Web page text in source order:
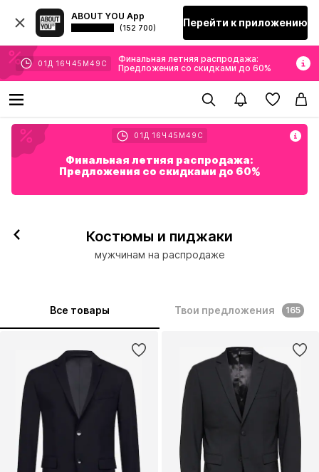
ABOUT YOU App
(152 700) Перейти к приложению
01 Д 16 Ч 45 М48 С
Финальная летняя распродажа:
Предложения со скидками до 60%
01 Д 16 Ч 45 М48 С
Финальная летняя распродажа:
Предложения со скидками до 60%
Костюмы и пиджаки
мужчинам на распродаже
Все товары Твои предложения 165